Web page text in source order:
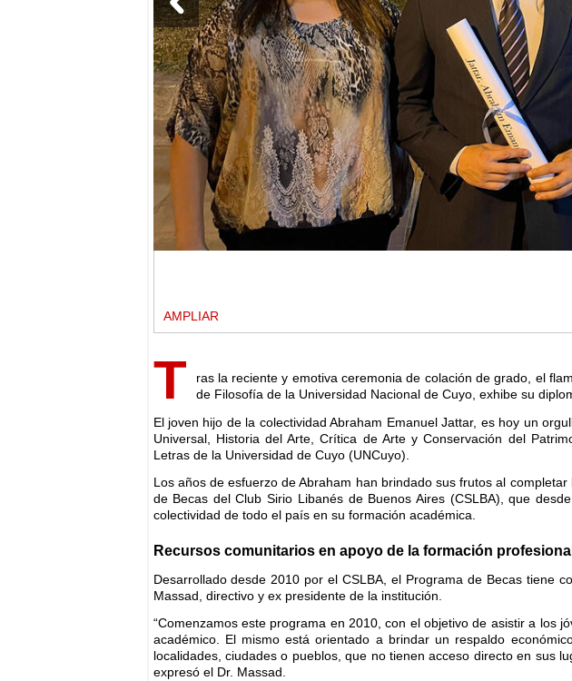
AMPLIAR
T
ras la reciente y emotiva ceremonia de colación de grado, el
de Filosofía de la Universidad Nacional de Cuyo, exhibe su
El joven hijo de la colectividad Abraham Emanuel Jattar, es hoy un
Universal, Historia del Arte, Crítica de Arte y Conservación del
Letras de la Universidad de Cuyo (UNCuyo).
Los años de esfuerzo de Abraham han brindado sus frutos al
de Becas del Club Sirio Libanés de Buenos Aires (CSLBA), que
colectividad de todo el país en su formación académica.
Recursos comunitarios en apoyo de la formación
Desarrollado desde 2010 por el CSLBA, el Programa de Becas tiene
Massad, directivo y ex presidente de la institución.
“Comenzamos este programa en 2010, con el objetivo de asistir a los
académico. El mismo está orientado a brindar un respaldo
localidades, ciudades o pueblos, que no tienen acceso directo en sus
expresó el Dr. Massad.